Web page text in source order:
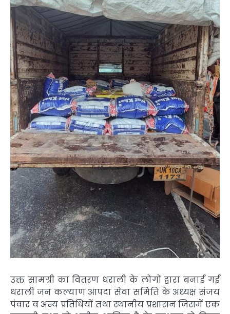
उक्त सामग्री का वितरण धराली के लोगों द्वारा बनाई गई
धराली जन कल्याण आपदा सेवा समिति के अध्यक्ष संजय
पंवार व अन्य प्रतिधियों तथा स्थानीय प्रशासन जिसमें एक